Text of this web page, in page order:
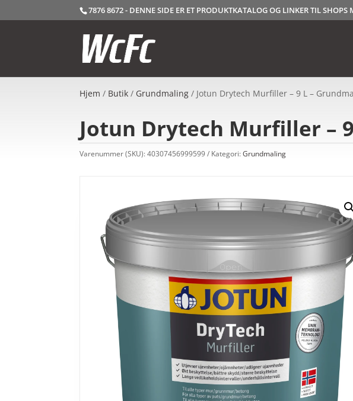
7876 8672 - DENNE SIDE ER ET PRODUKTKATALOG OG LINKER TIL SHOPS
Hjem / Butik / Grundmaling / Jotun Drytech Murfiller – 9 L –
Jotun Drytech Murfiller –
Varenummer (SKU):40307456999599 Kategori:Grundmaling